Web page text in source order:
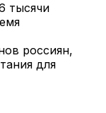
тысячи
россиян,
для